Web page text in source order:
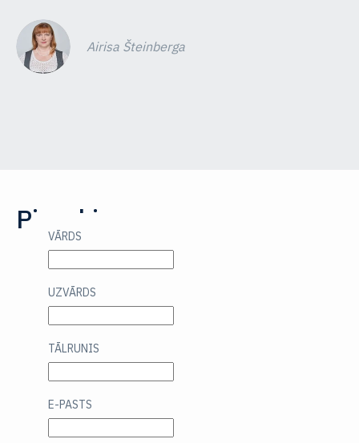
Airisa Šteinberga
Piesakies:
VĀRDS
UZVĀRDS
TĀLRUNIS
E-PASTS